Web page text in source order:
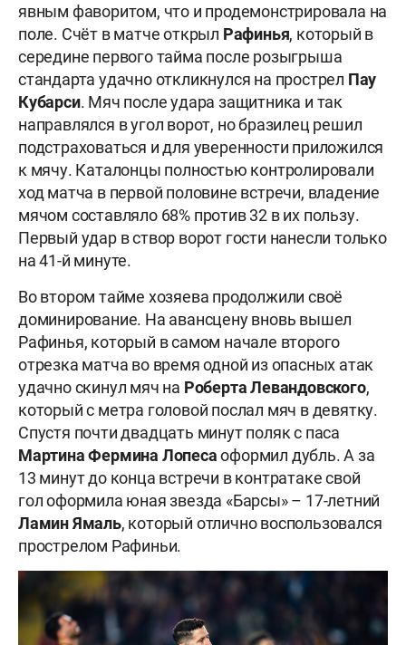
явным фаворитом, что и продемонстрировала на
поле. Счёт в матче открыл Рафинья, который в
середине первого тайма после розыгрыша
стандарта удачно откликнулся на прострел Пау
Кубарси. Мяч после удара защитника и так
направлялся в угол ворот, но бразилец решил
подстраховаться и для уверенности приложился
к мячу. Каталонцы полностью контролировали
ход матча в первой половине встречи, владение
мячом составляло 68% против 32 в их пользу.
Первый удар в створ ворот гости нанесли только
на 41-й минуте.
Во втором тайме хозяева продолжили своё
доминирование. На авансцену вновь вышел
Рафинья, который в самом начале второго
отрезка матча во время одной из опасных атак
удачно скинул мяч на Роберта Левандовского,
который с метра головой послал мяч в девятку.
Спустя почти двадцать минут поляк с паса
Мартина Фермина Лопесаоформил дубль. А за
13 минут до конца встречи в контратаке свой
гол оформила юная звезда «Барсы» – 17-летний
Ламин Ямаль, который отлично воспользовался
прострелом Рафиньи.